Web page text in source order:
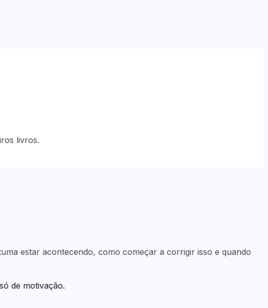
livros.
estar acontecendo, como começar a corrigir isso e quando
de motivação.